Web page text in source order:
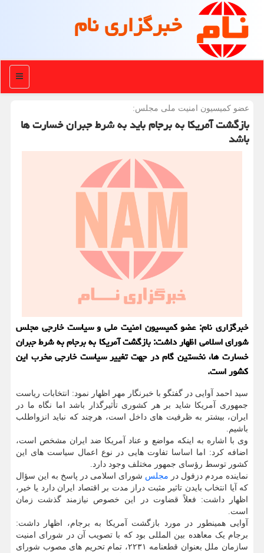
خبرگزاری نام
منو
عضو كمیسیون امنیت ملی مجلس:
بازگشت آمریكا به برجام باید به شرط جبران خسارت ها
باشد
خبرگزاری نام: عضو كمیسیون امنیت ملی و سیاست خارجی مجلس
شورای اسلامی اظهار داشت: بازگشت آمریكا به برجام به شرط جبران
خسارت ها، نخستین گام در جهت تغییر سیاست خارجی مخرب این
كشور است.
سید احمد آوایی در گفتگو با خبرنگار مهر اظهار نمود: انتخابات ریاست
جمهوری آمریکا شاید بر هر کشوری تأثیرگذار باشد اما نگاه ما در
ایران، بیشتر به ظرفیت های داخل است، هرچند که نباید انزواطلب
باشیم.
وی با اشاره به اینکه مواضع و عناد آمریکا ضد ایران مشخص است،
اضافه کرد: اما اساسا تفاوت هایی در نوع اعمال سیاست های این
کشور توسط رؤسای جمهور مختلف وجود دارد.
نماینده مردم دزفول در مجلس شورای اسلامی در پاسخ به این سؤال
که آیا انتخاب بایدن تاثیر مثبت دراز مدت بر اقتصاد ایران دارد یا خیر،
اظهار داشت: فعلاً قضاوت در این خصوص نیازمند گذشت زمان
است.
آوایی همینطور در مورد بازگشت آمریکا به برجام، اظهار داشت:
برجام یک معاهده بین المللی بود که با تصویب آن در شورای امنیت
سازمان ملل بعنوان قطعنامه ۲۲۳۱، تمام تحریم های مصوب شورای